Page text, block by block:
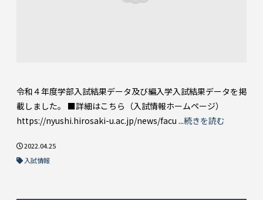
令和４年度学部入試結果データ及び編入学入試結果データを掲
載しました。 ■詳細はこちら（入試情報ホームページ）
https://nyushi.hirosaki-u.ac.jp/news/facu ...続きを読む
2022.04.25
入試情報